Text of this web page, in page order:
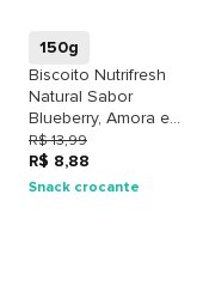
150g
Biscoito Nutrifresh
Natural Sabor
Blueberry, Amora e
Framboesa para Cães
Adultos
R$ 13,99
R$ 8,88
Snack crocante